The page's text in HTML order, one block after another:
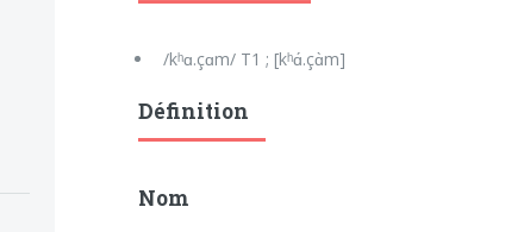
/kʰɑ.çɑm/ T1 ; [kʰɑ́.çɑ̀m]
Définition
Nom